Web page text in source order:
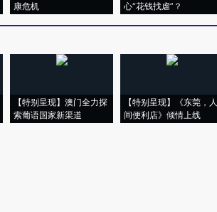
康危机
心“花钱找虐”？
【特别呈现】澳门全力探
索葡语国家新渠道
【特别呈现】《东莞，人
间便利店》倾情上线